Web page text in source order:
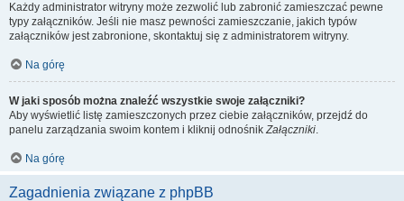
Każdy administrator witryny może zezwolić lub zabronić zamieszczać pewne
typy załączników. Jeśli nie masz pewności zamieszczanie, jakich typów
załączników jest zabronione, skontaktuj się z administratorem witryny.
Na górę
W jaki sposób można znaleźć wszystkie swoje załączniki?
Aby wyświetlić listę zamieszczonych przez ciebie załączników, przejdź do
panelu zarządzania swoim kontem i kliknij odnośnikZałączniki.
Na górę
Zagadnienia związane z phpBB